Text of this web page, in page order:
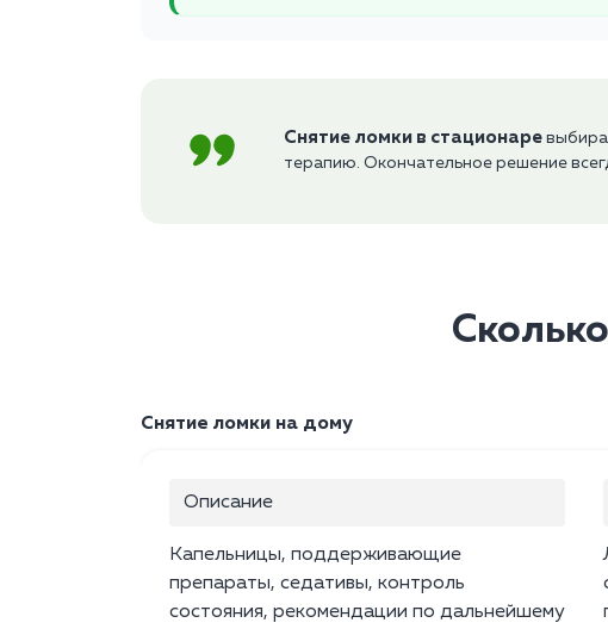
Снятие ломки в стационаре
терапию. Окончательное решение
Снятие ломки на дому
Описание
Капельницы, поддерживающие
препараты, седативы, контроль
состояния, рекомендации по дальнейшему